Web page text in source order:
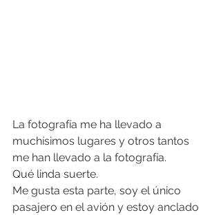
La fotografía me ha llevado a
muchísimos lugares y otros tantos
me han llevado a la fotografía.
Qué linda suerte.
Me gusta esta parte, soy el único
pasajero en el avión y estoy anclado